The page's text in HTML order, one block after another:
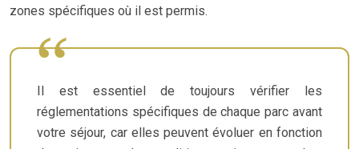
zones spécifiques où il est permis.
Il est essentiel de toujours vérifier les
réglementations spécifiques de chaque parc avant
votre séjour, car elles peuvent évoluer en fonction